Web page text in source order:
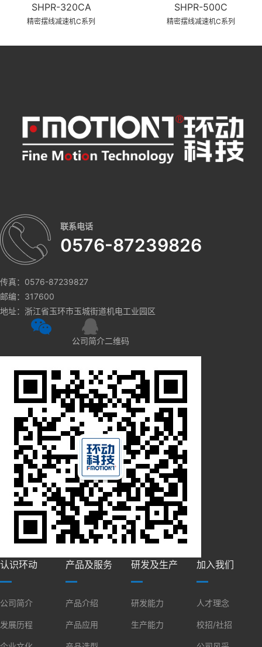
SHPR-320CA
精密摆线减速机C系列
SHPR-500C
精密摆线减速机C系列
联系电话
0576-87239826
传真：0576-87239827
邮编：317600
地址：浙江省玉环市玉城街道机电工业园区
公司简介二维码
认识环动
公司简介
发展历程
产品及服务
产品介绍
产品应用
研发及生产
研发能力
生产能力
加入我们
人才理念
校招/社招